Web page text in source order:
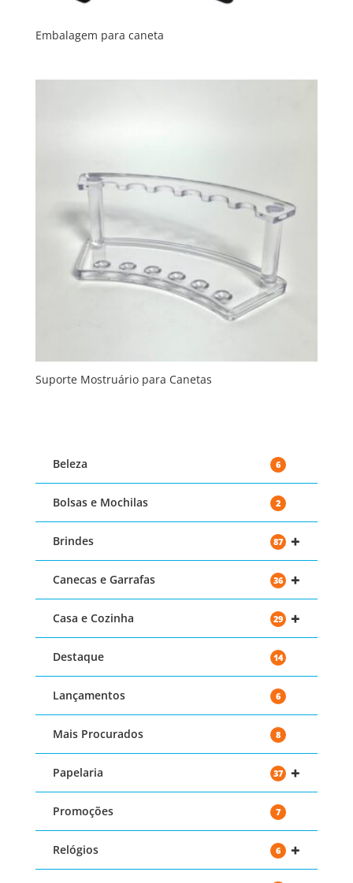
Embalagem para caneta
Suporte Mostruário para Canetas
Beleza 6
Bolsas e Mochilas 2
+
Brindes 87
+
Canecas e Garrafas 36
+
Casa e Cozinha 29
Destaque 14
Lançamentos 6
Mais Procurados 8
+
Papelaria 37
Promoções 7
+
Relógios 6